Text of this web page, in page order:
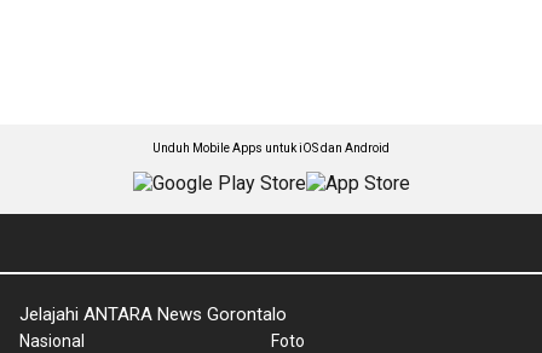
Unduh Mobile Apps untuk iOS dan Android
Jelajahi ANTARA News Gorontalo
Nasional
Foto